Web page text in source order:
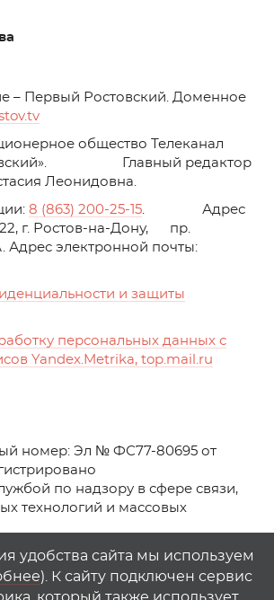
– Первый Ростовский. Доменное
общество Телеканал
Главный редактор
Леонидовна.
8 (863) 200-25-15. Адрес
г. Ростов-на-Дону, пр.
Адрес электронной почты:
и защиты
персональных данных с
Yandex.Metrika, top.mail.ru
номер: Эл № ФС77-80695 от
по надзору в сфере связи,
технологий и массовых
Ростовский» (2021-2025)
материалов сайта возможно
удобства сайта мы используем
). К сайту подключен сервис